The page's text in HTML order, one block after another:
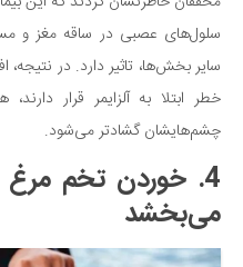
سلول‌های عصبی در ساقه مغز و
سایر بخش‌ها، تاثیر دارد. در
خطر ابتلا به آلزایمر قرار
چشم‌هایشان گشادتر می‌شود.
4. خوردن تخم مرغ
می‌بخشد